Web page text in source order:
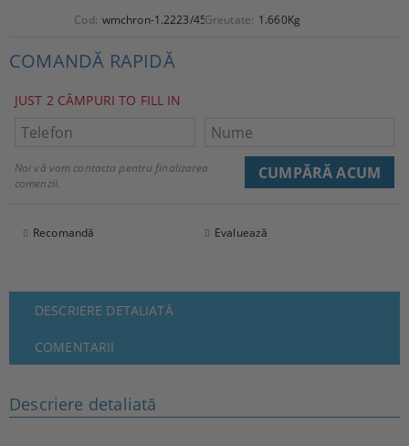
Cod: wmchron-1.2223/45Greutate: 1.660Kg
COMANDĂ RAPIDĂ
JUST 2 CÂMPURI TO FILL IN
Noi vă vom contacta pentru finalizarea
comenzii.
Recomandă Evaluează
DESCRIERE DETALIATĂ
COMENTARII
Descriere detaliată